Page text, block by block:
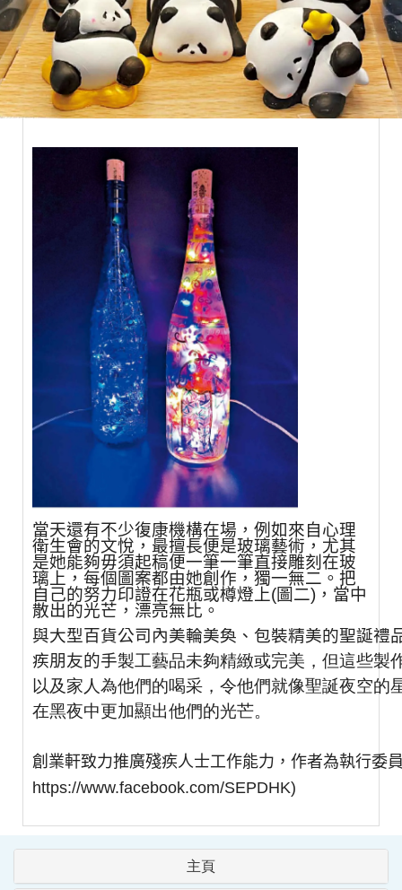
當天還有不少復康機構在場，例如來自心理
衛生會的文悅，最擅長便是玻璃藝術，尤其
是她能夠毋須起稿便一筆一筆直接雕刻在玻
璃上，每個圖案都由她創作，獨一無二。把
自己的努力印證在花瓶或樽燈上(圖二) ，當中
散出的光芒，漂亮無比。
與大型百貨公司內美輪美奐、包裝精美的聖誕禮
疾朋友的手製工藝品未夠精緻或完美，但這些製
以及家人為他們的喝采，令他們就像聖誕夜空的
在黑夜中更加顯出他們的光芒。
創業軒致力推廣殘疾人士工作能力，作者為執行委
https://www.facebook.com/SEPDHK)
主頁